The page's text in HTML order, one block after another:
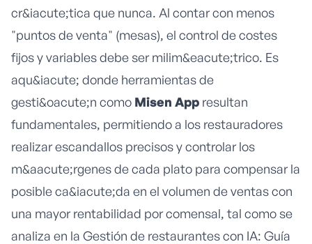
cr&iacute;tica que nunca. Al contar con menos
"puntos de venta" (mesas), el control de costes
fijos y variables debe ser milim&eacute;trico. Es
aqu&iacute; donde herramientas de
gesti&oacute;n como Misen App resultan
fundamentales, permitiendo a los restauradores
realizar escandallos precisos y controlar los
m&aacute;rgenes de cada plato para compensar la
posible ca&iacute;da en el volumen de ventas con
una mayor rentabilidad por comensal, tal como se
analiza en la Gestión de restaurantes con IA: Guía